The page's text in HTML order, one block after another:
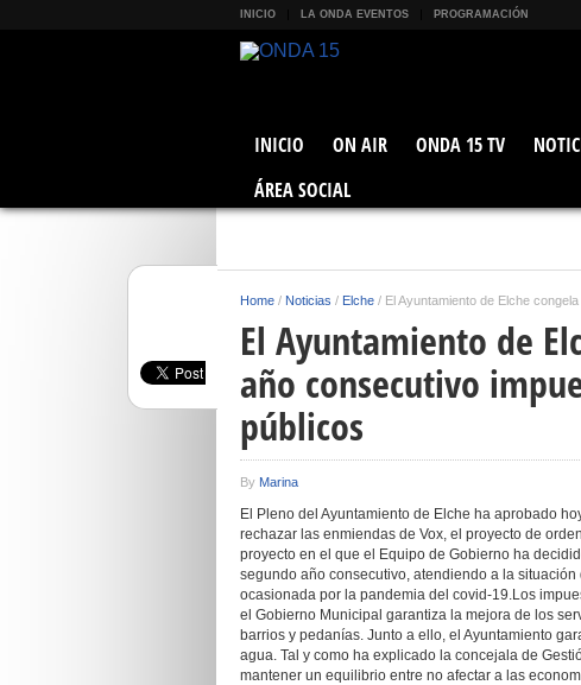
INICIO LA ONDA EVENTOS PROGRAMACIÓN
INICIO ON AIR ONDA 15 TV
ÁREA SOCIAL
Home / Noticias / Elche / El Ayuntamiento de Elche
El Ayuntamiento de
año consecutivo
públicos
By Marina
El Pleno del Ayuntamiento de Elche ha aprobado
rechazar las enmiendas de Vox, el proyecto de
proyecto en el que el Equipo de Gobierno ha
segundo año consecutivo, atendiendo a la
ocasionada por la pandemia del covid-19.Los
el Gobierno Municipal garantiza la mejora de los
barrios y pedanías. Junto a ello, el Ayuntamiento
agua. Tal y como ha explicado la concejala de
mantener un equilibrio entre no afectar a las